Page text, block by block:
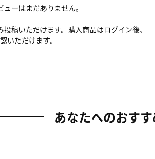
ーはまだありません。
稿いただけます。購入商品はログイン後、
いただけます。
あなたへのおす